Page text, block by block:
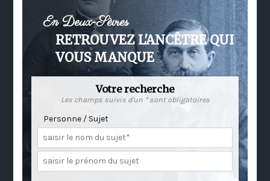
En Deux-Sèvres
RETROUVEZ L'ANCÊTRE QUI
VOUS MANQUE
Votre recherche
Les champs suivis d'un * sont obligatoires
Personne / Sujet